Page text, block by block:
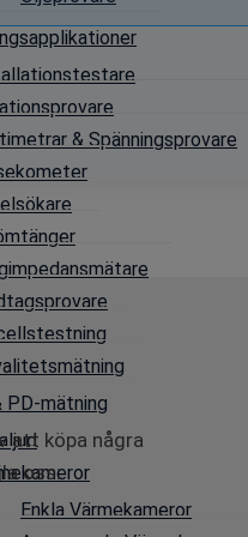
& Spänningsprovare
PD-mätning
Enkla Värmekameror
att köpa några
oss: